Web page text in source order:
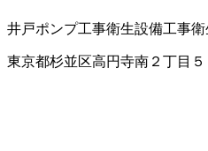
井戸ポンプ工事衛生設備工事衛
東京都杉並区高円寺南２丁目５